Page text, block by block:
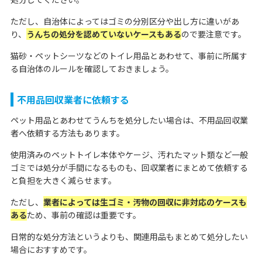
ただし、自治体によってはゴミの分別区分や出し方に違いがあ
り、 うんちの処分を認めていないケースもあるので要注意です。
猫砂・ペットシーツなどのトイレ用品とあわせて、事前に所属す
る自治体のルールを確認しておきましょう。
不用品回収業者に依頼する
ペット用品とあわせてうんちを処分したい場合は、不用品回収業
者へ依頼する方法もあります。
使用済みのペットトイレ本体やケージ、汚れたマット類など一般
ゴミでは処分が手間になるものも、回収業者にまとめて依頼する
と負担を大きく減らせます。
ただし、 業者によっては生ゴミ・汚物の回収に非対応のケースも
あるため、事前の確認は重要です。
日常的な処分方法というよりも、関連用品もまとめて処分したい
場合におすすめです。